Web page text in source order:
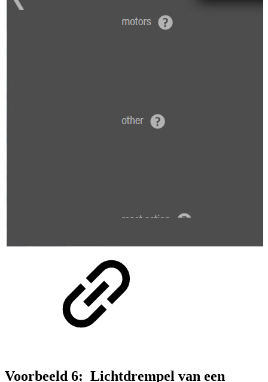
Voorbeeld 6: Lichtdrempel van een